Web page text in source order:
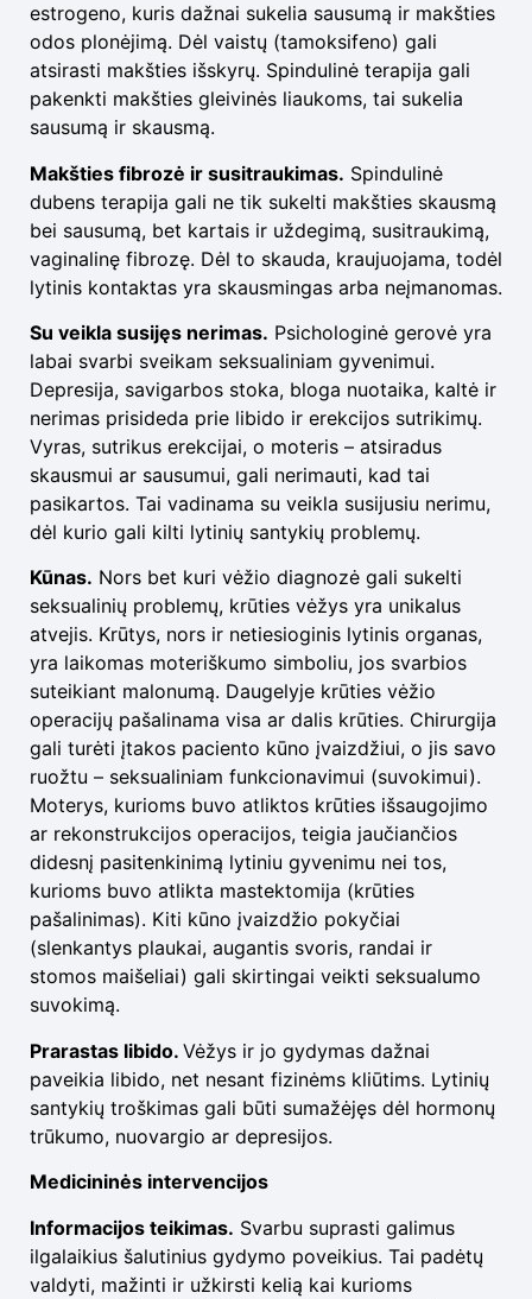
estrogeno, kuris dažnai sukelia sausumą ir makšties
odos plonėjimą. Dėl vaistų (tamoksifeno) gali
atsirasti makšties išskyrų. Spindulinė terapija gali
pakenkti makšties gleivinės liaukoms, tai sukelia
sausumą ir skausmą.
Makšties fibrozė ir susitraukimas. Spindulinė
dubens terapija gali ne tik sukelti makšties skausmą
bei sausumą, bet kartais ir uždegimą, susitraukimą,
vaginalinę fibrozę. Dėl to skauda, kraujuojama, todėl
lytinis kontaktas yra skausmingas arba neįmanomas.
Su veikla susijęs nerimas. Psichologinė gerovė yra
labai svarbi sveikam seksualiniam gyvenimui.
Depresija, savigarbos stoka, bloga nuotaika, kaltė ir
nerimas prisideda prie libido ir erekcijos sutrikimų.
Vyras, sutrikus erekcijai, o moteris – atsiradus
skausmui ar sausumui, gali nerimauti, kad tai
pasikartos. Tai vadinama su veikla susijusiu nerimu,
dėl kurio gali kilti lytinių santykių problemų.
Kūnas. Nors bet kuri vėžio diagnozė gali sukelti
seksualinių problemų, krūties vėžys yra unikalus
atvejis. Krūtys, nors ir netiesioginis lytinis organas,
yra laikomas moteriškumo simboliu, jos svarbios
suteikiant malonumą. Daugelyje krūties vėžio
operacijų pašalinama visa ar dalis krūties. Chirurgija
gali turėti įtakos paciento kūno įvaizdžiui, o jis savo
ruožtu – seksualiniam funkcionavimui (suvokimui).
Moterys, kurioms buvo atliktos krūties išsaugojimo
ar rekonstrukcijos operacijos, teigia jaučiančios
didesnį pasitenkinimą lytiniu gyvenimu nei tos,
kurioms buvo atlikta mastektomija (krūties
pašalinimas). Kiti kūno įvaizdžio pokyčiai
(slenkantys plaukai, augantis svoris, randai ir
stomos maišeliai) gali skirtingai veikti seksualumo
suvokimą.
Prarastas libido. Vėžys ir jo gydymas dažnai
paveikia libido, net nesant fizinėms kliūtims. Lytinių
santykių troškimas gali būti sumažėjęs dėl hormonų
trūkumo, nuovargio ar depresijos.
Medicininės intervencijos
Informacijos teikimas. Svarbu suprasti galimus
ilgalaikius šalutinius gydymo poveikius. Tai padėtų
valdyti, mažinti ir užkirsti kelią kai kurioms